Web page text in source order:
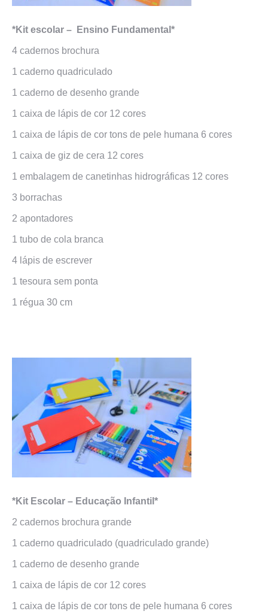
*Kit escolar – Ensino Fundamental*
4 cadernos brochura
1 caderno quadriculado
1 caderno de desenho grande
1 caixa de lápis de cor 12 cores
1 caixa de lápis de cor tons de pele humana 6 cores
1 caixa de giz de cera 12 cores
1 embalagem de canetinhas hidrográficas 12 cores
3 borrachas
2 apontadores
1 tubo de cola branca
4 lápis de escrever
1 tesoura sem ponta
1 régua 30 cm
*Kit Escolar – Educação Infantil*
2 cadernos brochura grande
1 caderno quadriculado (quadriculado grande)
1 caderno de desenho grande
1 caixa de lápis de cor 12 cores
1 caixa de lápis de cor tons de pele humana 6 cores